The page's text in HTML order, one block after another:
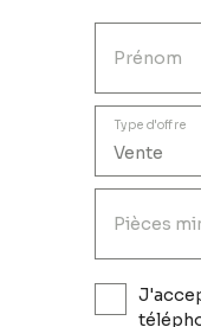
Prénom
Vente
Type d'offre
Pièces